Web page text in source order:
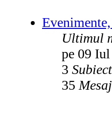
Ultimul
pe 09
3
35